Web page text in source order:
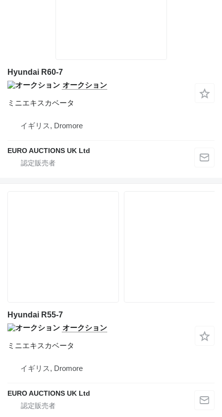
Hyundai R60-7
オークション
ミニエキスカベータ
イギリス, Dromore
EURO AUCTIONS UK Ltd
Hyundai R55-7
オークション
ミニエキスカベータ
イギリス, Dromore
EURO AUCTIONS UK Ltd